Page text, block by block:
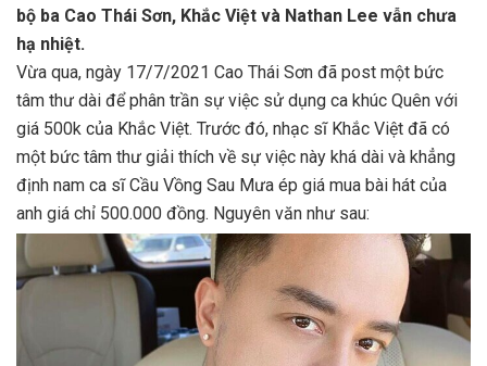
bộ ba Cao Thái Sơn, Khắc Việt và Nathan Lee vẫn chưa
hạ nhiệt.
Vừa qua, ngày 17/7/2021 Cao Thái Sơn đã post một bức
tâm thư dài để phân trần sự việc sử dụng ca khúc Quên với
giá 500k của Khắc Việt. Trước đó, nhạc sĩ Khắc Việt đã có
một bức tâm thư giải thích về sự việc này khá dài và khẳng
định nam ca sĩ Cầu Vồng Sau Mưa ép giá mua bài hát của
anh giá chỉ 500.000 đồng. Nguyên văn như sau: